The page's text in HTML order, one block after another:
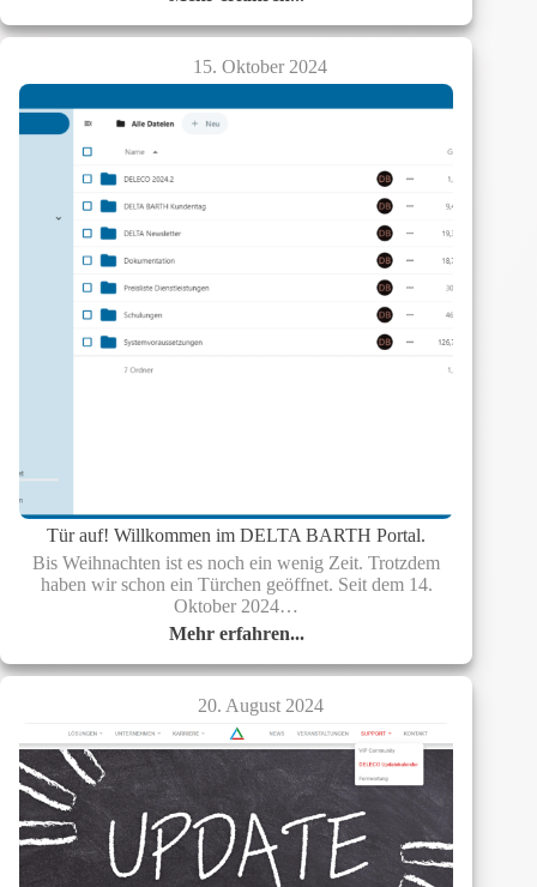
Windows
11
Der
richtige
Zeitpunkt
für
Wechsel
15. Oktober 2024
Tür auf! Willkommen im DELTA BARTH Portal.
Bis Weihnachten ist es noch ein wenig Zeit. Trotzdem
haben wir schon ein Türchen geöffnet. Seit dem 14.
Oktober 2024…
Mehr erfahren...
Tür
auf!
DELTA
BARTH
Portal.
20. August 2024